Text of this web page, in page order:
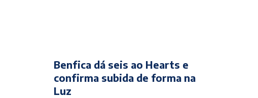
Benfica dá seis ao Hearts e
confirma subida de forma na
Luz